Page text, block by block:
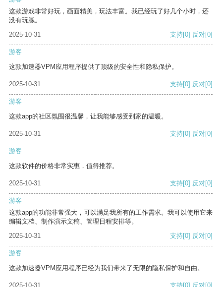
这款游戏非常好玩，画面精美，玩法丰富。我已经玩了好几个小时，还
没有玩腻。
2025-10-31
支持[0] 反对[0]
游客
这款加速器VPM应用程序提供了顶级的安全性和隐私保护。
2025-10-31 支持[0] 反对[0]
游客
这款app的社区氛围很温馨，让我能够感受到家的温暖。
2025-10-31 支持[0] 反对[0]
游客
这款软件的价格非常实惠，值得推荐。
2025-10-31 支持[0] 反对[0]
游客
这款app的功能非常强大，可以满足我所有的工作需求。我可以使用它来
编辑文档、制作演示文稿、管理日程安排等。
2025-10-31
支持[0] 反对[0]
游客
这款加速器VPM应用程序已经为我们带来了无限的隐私保护和自由。
2025-10-31 支持[0] 反对[0]